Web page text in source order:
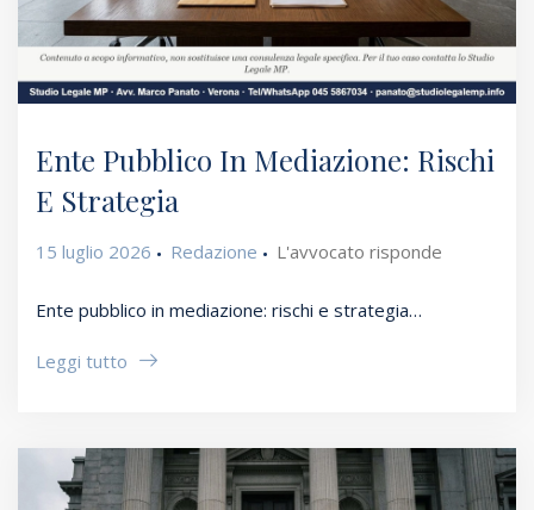
Ente Pubblico In Mediazione: Rischi
E Strategia
15 luglio 2026 Redazione L'avvocato risponde
Ente pubblico in mediazione: rischi e strategia…
Leggi tutto